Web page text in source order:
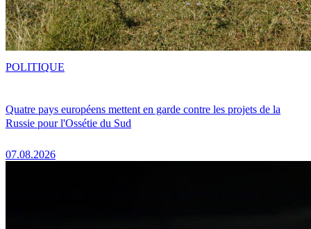
Quatre pays européens mettent en garde contre les projets de la
Russie pour l'Ossétie du Sud
07.08.2026
POLITIQUE